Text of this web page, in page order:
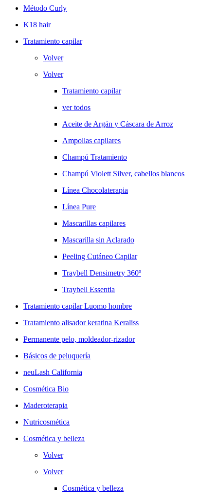
Método Curly
K18 hair
Tratamiento capilar
Volver
Volver
Tratamiento capilar
ver todos
Aceite de Argán y Cáscara de Arroz
Ampollas capilares
Champú Tratamiento
Champú Violett Silver, cabellos blancos
Línea Chocolaterapia
Línea Pure
Mascarillas capilares
Mascarilla sin Aclarado
Peeling Cutáneo Capilar
Traybell Densimetry 360º
Traybell Essentia
Tratamiento capilar Luomo hombre
Tratamiento alisador keratina Keraliss
Permanente pelo, moldeador-rizador
Básicos de peluquería
neuLash California
Cosmética Bio
Maderoterapia
Nutricosmética
Cosmética y belleza
Volver
Volver
Cosmética y belleza